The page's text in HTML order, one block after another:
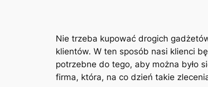
Nie trzeba kupować drogich
klientów. W ten sposób nasi klienci
potrzebne do tego, aby można było
firma, która, na co dzień takie